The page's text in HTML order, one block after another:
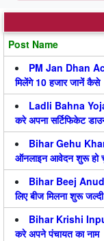
Post Name
PM Jan Dhan
मिलेंगे 10 हजार जानें कैसे
Ladli Bahna
करे अपना सर्टिफिकेट
Bihar Gehu
ऑनलाइन आवेदन शुरू हो
Bihar Beej
लिए बीज मिलना शुरू
Bihar Krishi
करे अपने पंचायत का नाम